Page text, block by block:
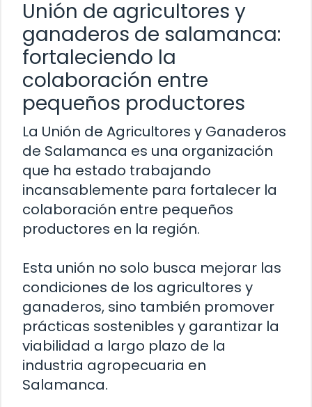
Unión de agricultores y
ganaderos de salamanca:
fortaleciendo la
colaboración entre
pequeños productores
La Unión de Agricultores y Ganaderos
de Salamanca es una organización
que ha estado trabajando
incansablemente para fortalecer la
colaboración entre pequeños
productores en la región.
Esta unión no solo busca mejorar las
condiciones de los agricultores y
ganaderos, sino también promover
prácticas sostenibles y garantizar la
viabilidad a largo plazo de la
industria agropecuaria en
Salamanca.